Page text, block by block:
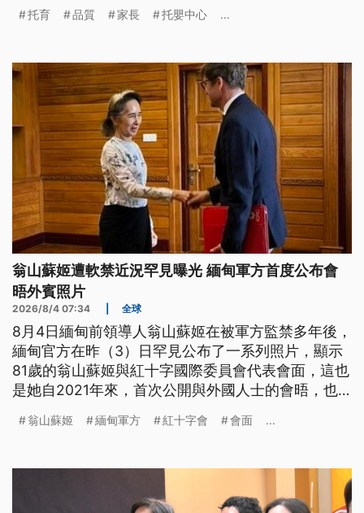
托育 品質 家長 托嬰中心 ...
翁山蘇姬遭軟禁近況罕見曝光 緬甸軍方首度公布會
晤外賓照片
2026/8/4 07:34 全球
8月4日緬甸前領導人翁山蘇姬在被軍方監禁多年後，
緬甸官方在昨（3）日罕見公布了一系列照片，顯示
81歲的翁山蘇姬與紅十字國際委員會代表會面，這也
是她自2021年來，首次公開與外國人士的會晤，也
翁山蘇姬 緬甸軍方 紅十字會 會面 ...